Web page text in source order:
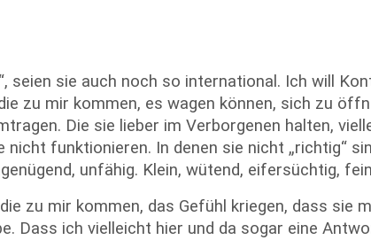
seien sie auch noch so international. Ich will
zu mir kommen, es wagen können, sich zu
Die sie lieber im Verborgenen halten,
nicht funktionieren. In denen sie nicht „richtig“
unfähig. Klein, wütend, eifersüchtig,
zu mir kommen, das Gefühl kriegen, dass sie
Dass ich vielleicht hier und da sogar eine